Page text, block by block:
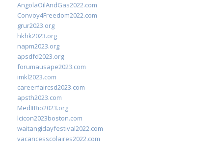
AngolaOilAndGas2022.com
Convoy4Freedom2022.com
grur2023.org
hkhk2023.org
napm2023.org
apsdfd2023.org
forumausape2023.com
imkl2023.com
careerfaircsd2023.com
apsth2023.com
MedItRio2023.org
lcicon2023boston.com
waitangidayfestival2022.com
vacancesscolaires2022.com